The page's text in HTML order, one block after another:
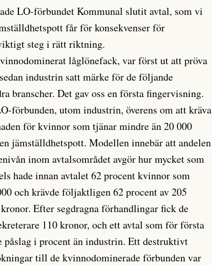
LO-förbundet Kommunal slutit avtal, som vi
får för konsekvenser för
steg i rätt riktning.
låglönefack, var först ut att pröva
industrin satt märke för de följande
branscher. Det gav oss en första fingervisning.
förbunden, utom industrin, överens om att kräva
för kvinnor som tjänar mindre än 20 000
jämställdhetspott. Modellen innebär att andelen
inom avtalsområdet avgör hur mycket som
hade innan avtalet 62 procent kvinnor som
och krävde följaktligen 62 procent av 205
Efter segdragna förhandlingar fick de
110 kronor, och ett avtal som för första
påslag i procent än industrin. Ett destruktivt
till de kvinnodominerade förbunden var